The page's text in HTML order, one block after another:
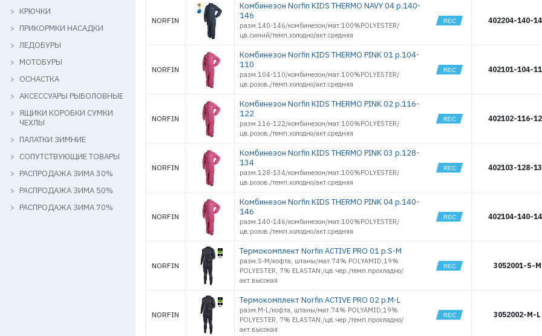
ЭЛЕКТРОННАЯ ПОЧТА (ЛОГИН)
ВОЙТИ
КРЮЧКИ
ПРИКОРМКИ НАСАДКИ
ЛЕДОБУРЫ
МОТОБУРЫ
ОСНАСТКА
АКСЕССУАРЫ РЫБОЛОВНЫЕ
ЯЩИКИ КОРОБКИ СУМКИ
ЧЕХЛЫ
ПАЛАТКИ ЗИМНИЕ
СОПУТСТВУЮЩИЕ ТОВАРЫ
РАСПРОДАЖА ЗИМА 30%
РАСПРОДАЖА ЗИМА 50%
РАСПРОДАЖА ЗИМА 70%
13078
13079
13103
13107
13575
13579
13583
13587
NORFIN
Комбинезон Norfin KIDS THERMO NAVY 04 р.140-
146
разм.140-146/комбинезон/мат.100%POLYESTER/
цв.синий/темп.холодно/акт.средняя
402204-140-
NORFIN
Комбинезон Norfin KIDS THERMO PINK 01 р.104-
110
разм.104-110/комбинезон/мат.100%POLYESTER/
цв.розов./темп.холодно/акт.средняя
402101-104-
NORFIN
Комбинезон Norfin KIDS THERMO PINK 02 р.116-
122
разм.116-122/комбинезон/мат.100%POLYESTER/
цв.розов./темп.холодно/акт.средняя
402102-116-
NORFIN
Комбинезон Norfin KIDS THERMO PINK 03 р.128-
134
разм.128-134/комбинезон/мат.100%POLYESTER/
цв.розов./темп.холодно/акт.средняя
402103-128-
NORFIN
Комбинезон Norfin KIDS THERMO PINK 04 р.140-
146
разм.140-146/комбинезон/мат.100%POLYESTER/
цв.розов./темп.холодно/акт.средняя
402104-140-
NORFIN
Термокомплект Norfin ACTIVE PRO 01 р.S-M
разм.S-M/кофта, штаны/мат.74% POLYAMID,19%
POLYESTER, 7% ELASTAN./цв.чер./темп.прохладно/
акт.высокая
3052001-S-M
NORFIN
Термокомплект Norfin ACTIVE PRO 02 р.M-L
разм.M-L/кофта, штаны/мат.74% POLYAMID,19%
POLYESTER, 7% ELASTAN./цв.чер./темп.прохладно/
акт.высокая
3052002-M-L